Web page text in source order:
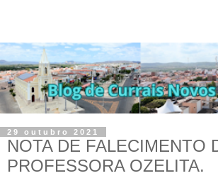
29 outubro 2021
NOTA DE FALECIMENTO
PROFESSORA OZELITA.